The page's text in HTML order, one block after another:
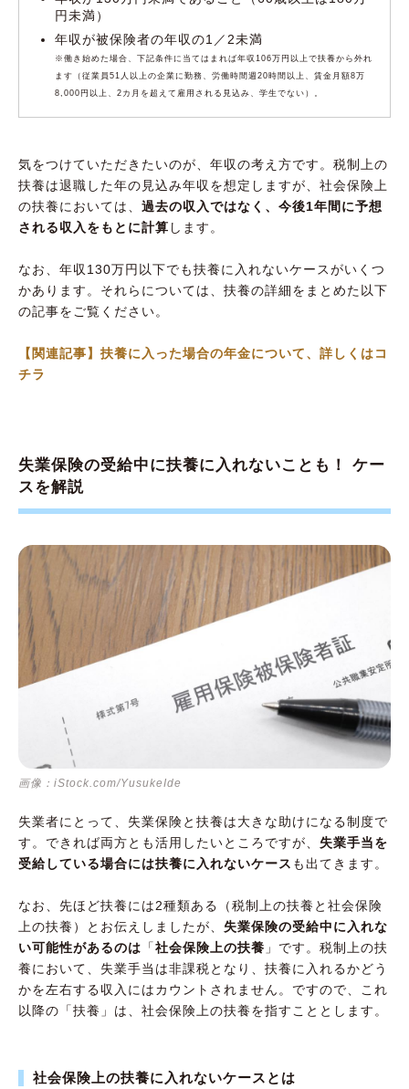
円未満）
年収が被保険者の年収の1／2未満
※働き始めた場合、下記条件に当てはまれば年収106万円以上で扶養から外れ
ます（従業員51人以上の企業に勤務、労働時間週20時間以上、賃金月額8万
8,000円以上、2カ月を超えて雇用される見込み、学生でない）。
気をつけていただきたいのが、年収の考え方です。税制上の
扶養は退職した年の見込み年収を想定しますが、社会保険上
の扶養においては、 過去の収入ではなく、今後1年間に予想
される収入をもとに計算 します。
なお、年収130万円以下でも扶養に入れないケースがいくつ
かあります。それらについては、扶養の詳細をまとめた以下
の記事をご覧ください。
【関連記事】扶養に入った場合の年金について、詳しくはコ
チラ
失業保険の受給中に扶養に入れないことも！ ケー
スを解説
画像：iStock.com/YusukeIde
失業者にとって、失業保険と扶養は大きな助けになる制度で
す。できれば両方とも活用したいところですが、 失業手当を
受給している場合には扶養に入れないケース も出てきます。
なお、先ほど扶養には2種類ある（税制上の扶養と社会保険
上の扶養）とお伝えしましたが、 失業保険の受給中に入れな
い可能性があるのは 「社会保険上の扶養 」です。税制上の扶
養において、失業手当は非課税となり、扶養に入れるかどう
かを左右する収入にはカウントされません。ですので、これ
以降の「扶養」は、社会保険上の扶養を指すこととします。
社会保険上の扶養に入れないケースとは